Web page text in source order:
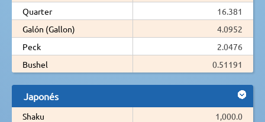
Quarter
16.381
Galón (Gallon)
4.0952
Peck
2.0476
Bushel
0.51191
Japonés
Shaku
1,000.0